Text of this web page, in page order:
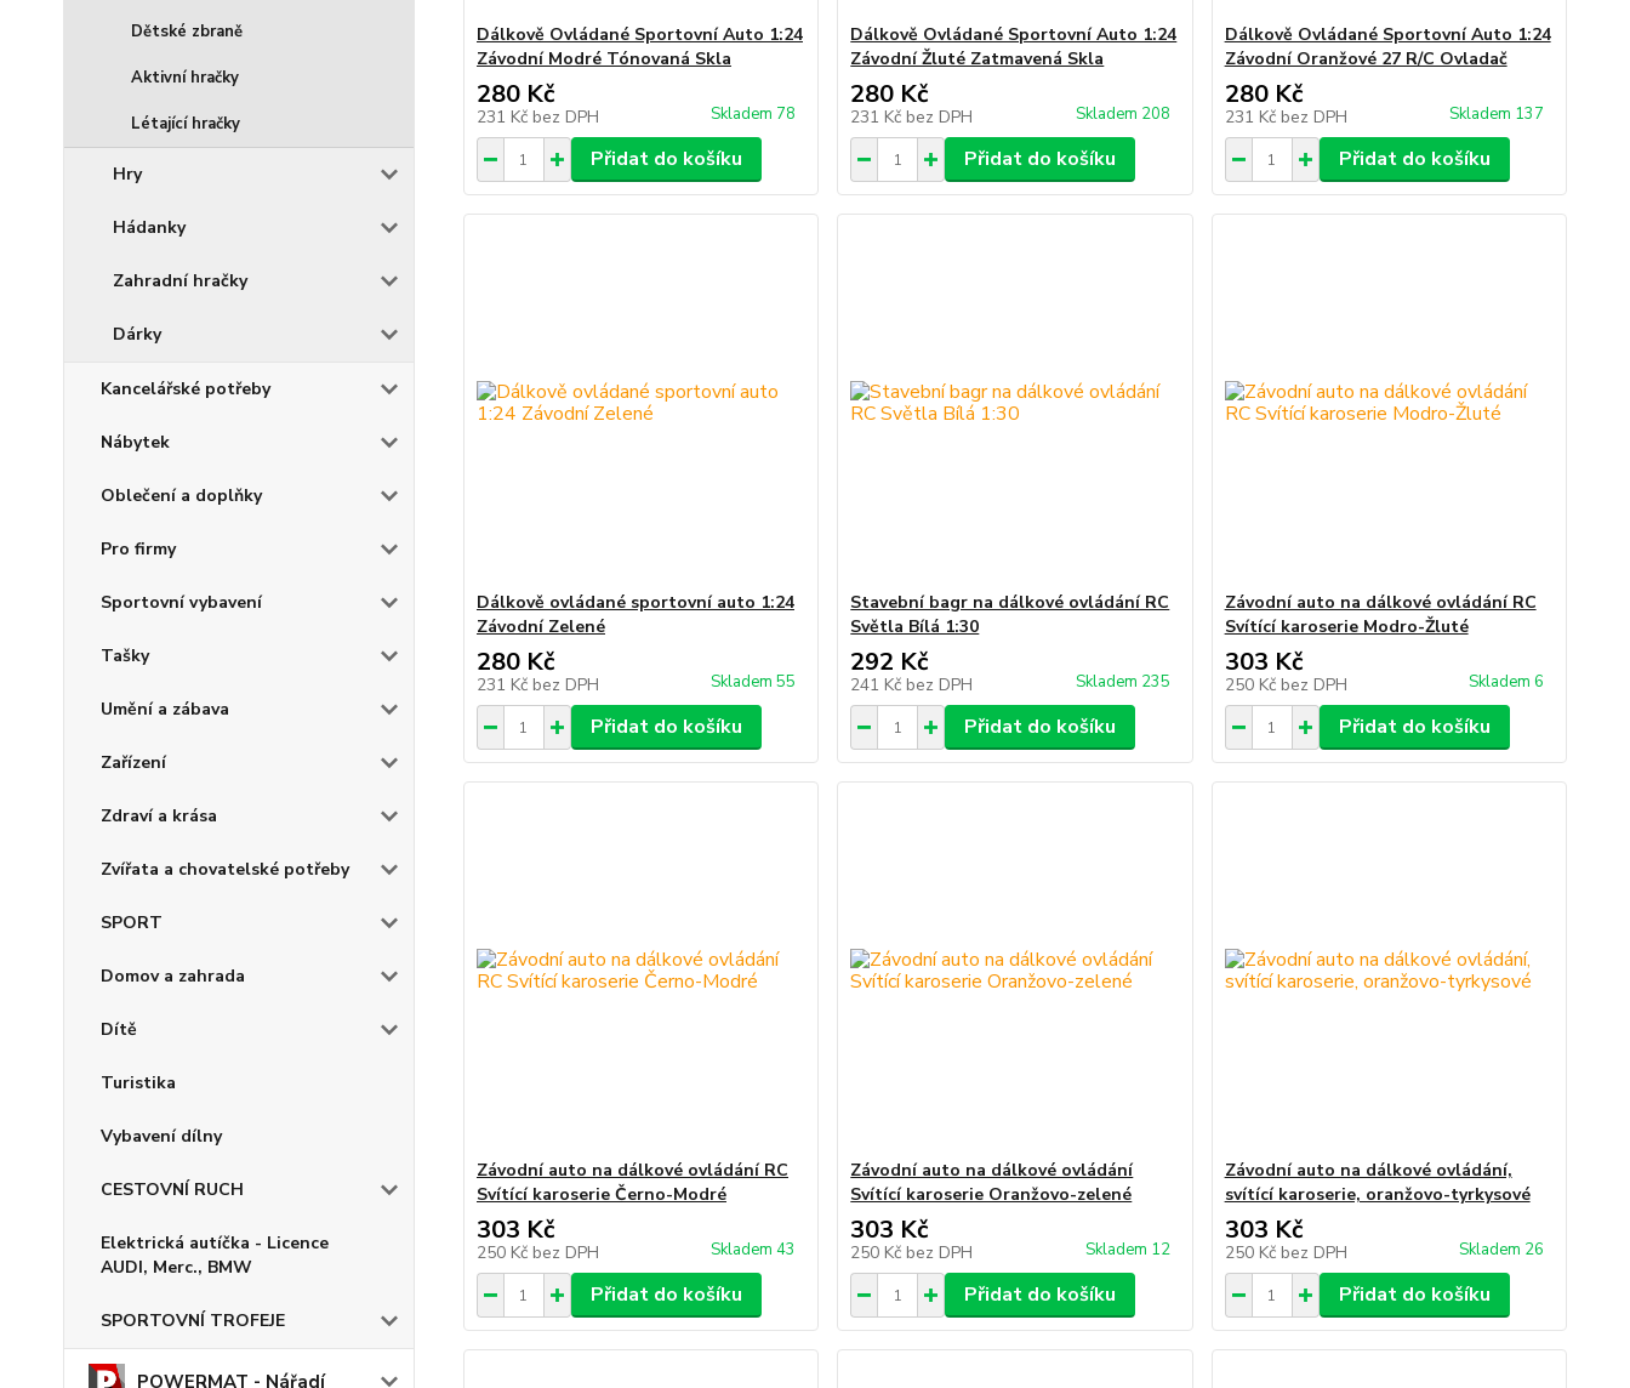
Dětské zbraně
Aktivní hračky
Létající hračky
Hry
Hádanky
Zahradní hračky
Dárky
Kancelářské potřeby
Nábytek
Oblečení a doplňky
Pro firmy
Sportovní vybavení
Tašky
Umění a zábava
Zařízení
Zdraví a krása
Zvířata a chovatelské potřeby
SPORT
Domov a zahrada
Dítě
Turistika
Vybavení dílny
CESTOVNÍ RUCH
Elektrická autíčka - Licence
AUDI, Merc., BMW
SPORTOVNÍ TROFEJE
POWERMAT - Nářadí
Dálkově Ovládané Sportovní Auto 1:24
Závodní Modré Tónovaná Skla
280 Kč
231 Kč bez DPH Skladem 78
Přidat do košíku
Dálkově Ovládané Sportovní Auto 1:24
Závodní Žluté Zatmavená Skla
280 Kč
231 Kč bez DPH Skladem 208
Přidat do košíku
Dálkově Ovládané Sportovní Auto 1:24
Závodní Oranžové 27 R/C Ovladač
280 Kč
231 Kč bez DPH Skladem 137
Přidat do košíku
Dálkově ovládané sportovní auto 1:24
Závodní Zelené
280 Kč
231 Kč bez DPH Skladem 55
Přidat do košíku
Stavební bagr na dálkové ovládání RC
Světla Bílá 1:30
292 Kč
241 Kč bez DPH Skladem 235
Přidat do košíku
Závodní auto na dálkové ovládání RC
Svítící karoserie Modro-Žluté
303 Kč
250 Kč bez DPH Skladem 6
Přidat do košíku
Závodní auto na dálkové ovládání RC
Svítící karoserie Černo-Modré
303 Kč
250 Kč bez DPH Skladem 43
Přidat do košíku
Závodní auto na dálkové ovládání
Svítící karoserie Oranžovo-zelené
303 Kč
250 Kč bez DPH Skladem 12
Přidat do košíku
Závodní auto na dálkové ovládání,
svítící karoserie, oranžovo-tyrkysové
303 Kč
250 Kč bez DPH Skladem 26
Přidat do košíku